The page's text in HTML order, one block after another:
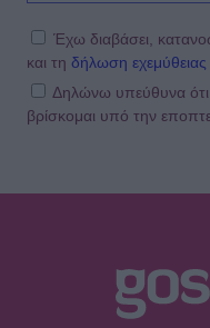
Έχω διαβάσει,
και τη δήλωση εχεμύθειας
Δηλώνω υπεύθυνα ότι
βρίσκομαι υπό την